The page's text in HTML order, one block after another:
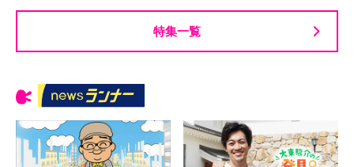
特集一覧